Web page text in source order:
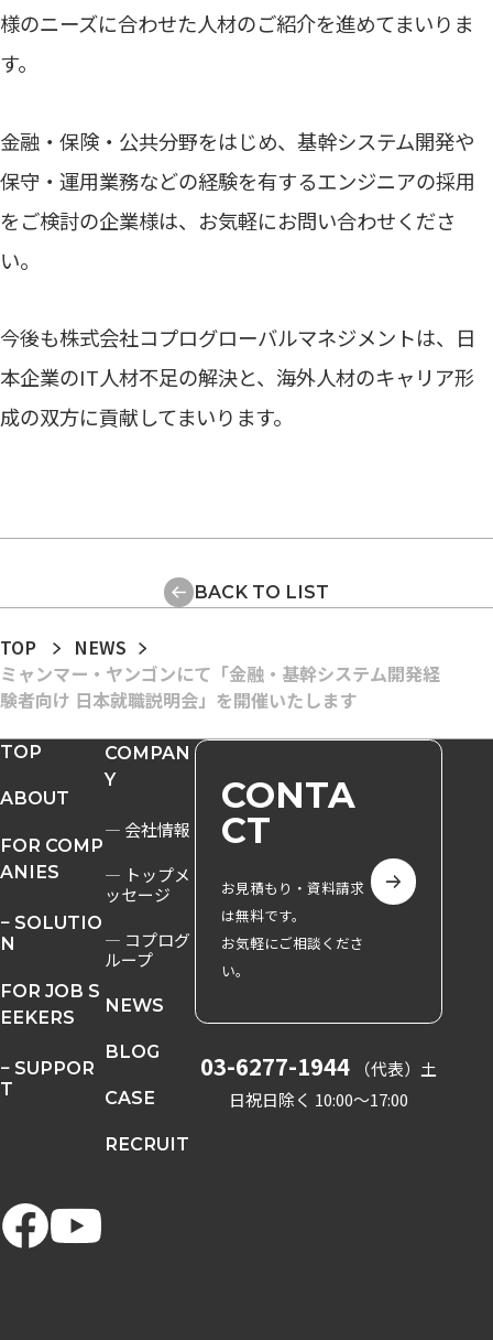
様のニーズに合わせた人材のご紹介を進めてまいりま
す。
金融・保険・公共分野をはじめ、基幹システム開発や
保守・運用業務などの経験を有するエンジニアの採用
をご検討の企業様は、お気軽にお問い合わせくださ
い。
今後も株式会社コプログローバルマネジメントは、日
本企業のIT人材不足の解決と、海外人材のキャリア形
成の双方に貢献してまいります。
BACK TO LIST
TOP
NEWS
ミャンマー・ヤンゴンにて「金融・基幹システム開発経
験者向け 日本就職説明会」を開催いたします
TOP
ABOUT
FOR COMP
ANIES
− SOLUTIO
N
FOR JOB S
EEKERS
− SUPPOR
T
COMPAN
Y
― 会社情報
― トップメ
ッセージ
― コプログ
ループ
NEWS
BLOG
CASE
RECRUIT
CONTA
CT
お見積もり・資料請求
は無料です。
お気軽にご相談くださ
い。
03-6277-1944 （代表） 土
日祝日除く 10:00〜17:00